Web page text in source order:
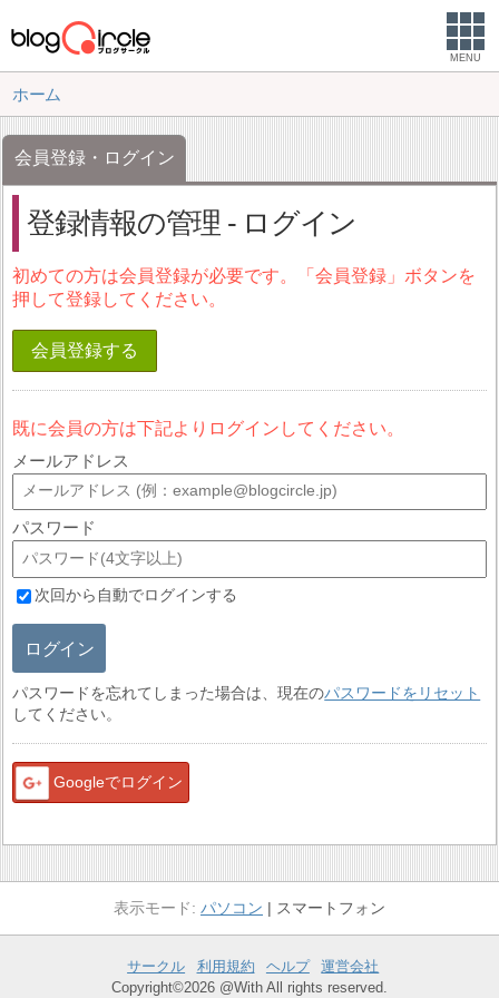
MENU
ホーム
会員登録・ログイン
登録情報の管理 - ログイン
初めての方は会員登録が必要です。「会員登録」ボタンを
押して登録してください。
会員登録する
既に会員の方は下記よりログインしてください。
メールアドレス
パスワード
次回から自動でログインする
ログイン
パスワードを忘れてしまった場合は、現在のパスワードをリセット
してください。
Googleでログイン
パソコン スマートフォン
サークル 利用規約 ヘルプ
運営会社
Copyright©2026 @With All rights reserved.